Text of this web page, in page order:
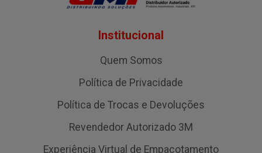
Institucional
Quem Somos
Política de Privacidade
Política de Trocas e Devoluções
Revendedor Autorizado 3M
Experiência Virtual de Empacotamento